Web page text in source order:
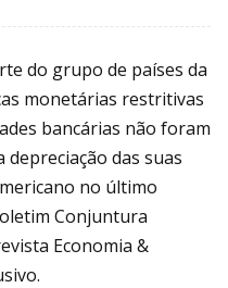
do grupo de países da
monetárias restritivas
bancárias não foram
depreciação das suas
no último
Conjuntura
Economia &